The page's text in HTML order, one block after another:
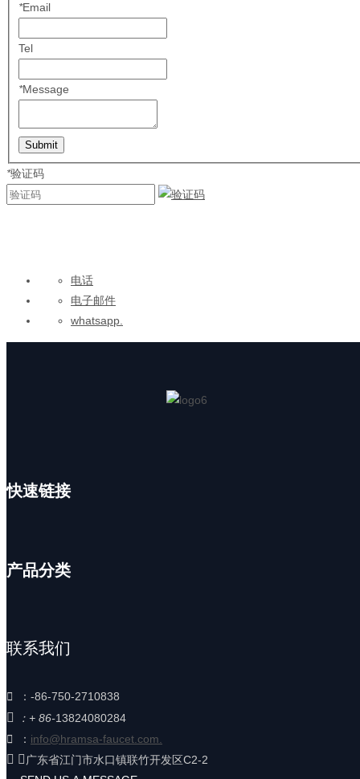
*Email
Tel
*Message
Submit
*验证码
电话
电子邮件
whatsapp.
快速链接
产品分类
联系我们
 ： -86-750-2710838
 ： + 86-13824080284

： info@hramsa-faucet.com.
 ： 广东省江门市水口镇联竹开发区C2-2